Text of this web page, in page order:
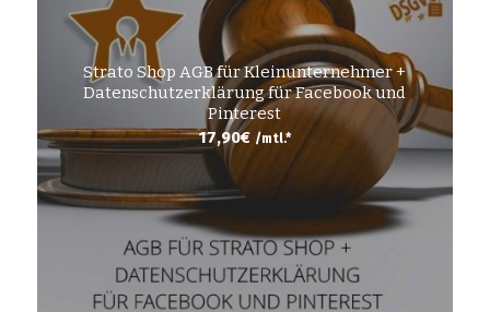
Strato Shop AGB für Kleinunternehmer +
Datenschutzerklärung für Facebook und
Pinterest
17,90€ /mtl.*